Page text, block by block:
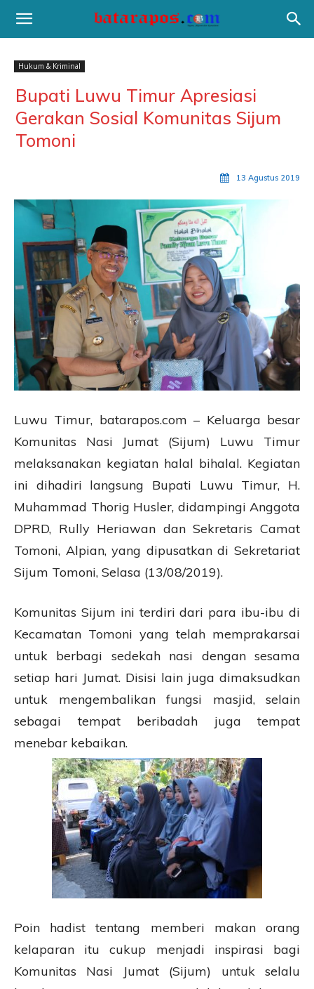
Hukum & Kriminal
Bupati Luwu Timur Apresiasi
Gerakan Sosial Komunitas Sijum
Tomoni
13 Agustus 2019
Luwu Timur, batarapos.com – Keluarga besar
Komunitas Nasi Jumat (Sijum) Luwu Timur
melaksanakan kegiatan halal bihalal. Kegiatan
ini dihadiri langsung Bupati Luwu Timur, H.
Muhammad Thorig Husler, didampingi Anggota
DPRD, Rully Heriawan dan Sekretaris Camat
Tomoni, Alpian, yang dipusatkan di Sekretariat
Sijum Tomoni, Selasa (13/08/2019).
Komunitas Sijum ini terdiri dari para ibu-ibu di
Kecamatan Tomoni yang telah memprakarsai
untuk berbagi sedekah nasi dengan sesama
setiap hari Jumat. Disisi lain juga dimaksudkan
untuk mengembalikan fungsi masjid, selain
sebagai tempat beribadah juga tempat
menebar kebaikan.
Poin hadist tentang memberi makan orang
kelaparan itu cukup menjadi inspirasi bagi
Komunitas Nasi Jumat (Sijum) untuk selalu